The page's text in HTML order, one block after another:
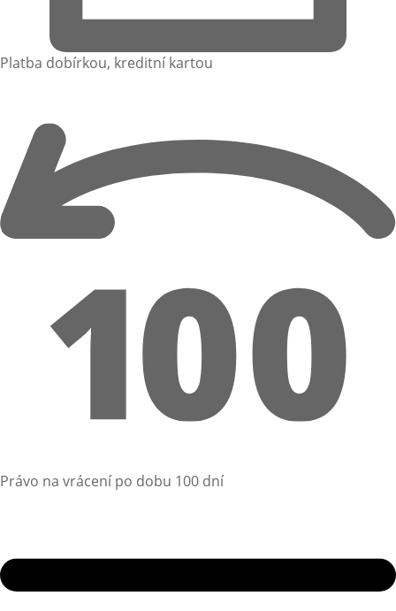
Platba dobírkou, kreditní kartou
Právo na vrácení po dobu 100 dní